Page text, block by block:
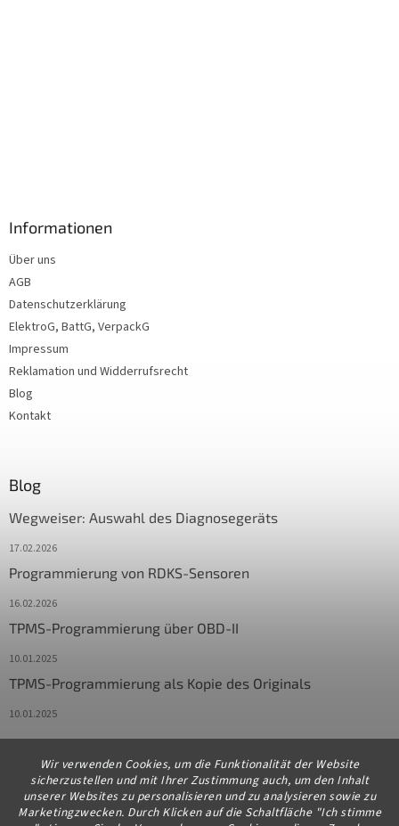
Wir verwenden Cookies, um die Funktionalität der Website
sicherzustellen und mit Ihrer Zustimmung auch, um den Inhalt
unserer Websites zu personalisieren und zu analysieren sowie zu
Marketingzwecken. Durch Klicken auf die Schaltfläche "Ich stimme
Informationen
Über uns
AGB
Datenschutzerklärung
ElektroG, BattG, VerpackG
Impressum
Reklamation und Widderrufsrecht
Blog
Kontakt
Blog
Wegweiser: Auswahl des Diagnosegeräts
17.02.2026
Programmierung von RDKS-Sensoren
16.02.2026
TPMS-Programmierung über OBD-II
10.01.2025
TPMS-Programmierung als Kopie des Originals
10.01.2025
Kontakt
info@diagstore.de